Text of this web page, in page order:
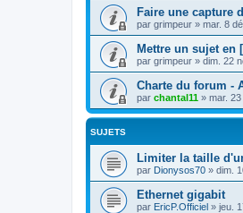
Faire une capture
par grimpeur » mar. 8
Mettre un sujet en
par grimpeur » dim. 22
Charte du forum -
par chantal11 » mar.
SUJETS
Limiter la taille
par Dionysos70 » dim.
Ethernet gigabit
par EricP.Officiel » jeu.